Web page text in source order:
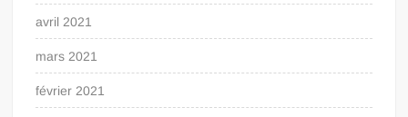
avril 2021
mars 2021
février 2021